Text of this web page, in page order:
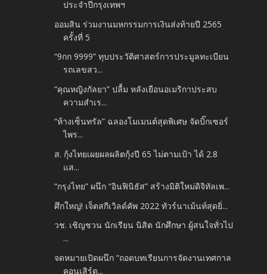
ประจำปีกรุงเทพฯ
ออมสิน ร่วมงานมหกรรมการเงินส่งท้ายปี 2565
ครั้งที่ 5
“9กก 9999” ทุบประวัติศาสตร์การประมูลทะเบียน
รถเลขสว...
“คุณหญิงกัลยา” ปลื้ม หลังเยือนอเมริกาประสบ
ความสำเร...
“ห้างเซ็นทรัล” ฉลองโมเมนต์สุดพิเศษ จัดบิ๊กเซอร์
ไพร...
ส. กุ้งไทยเผยผลผลิตกุ้งปี 65 ไม่ตามเป้า ได้ 2.8
แส...
“กรุงไทย” ผนึก “อินฟินิธัส” สร้างมิติใหม่ดิจิทัลเพ...
ศึกใหญ่! เจ็ตสกีเวิลด์คัพ 2022 ทัวร์นาเม้นท์สุดยิ่...
วช. เชิญชวน นักเรียน นิสิต นักศึกษา ผู้สนใจทั่วไป
...
จดหมายเปิดผนึก “ถอดบทเรียนการจัดงานเทศกาล
คอนเสิร์ต...